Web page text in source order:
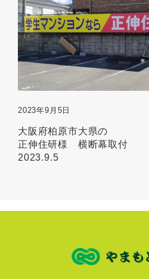
2023年9月5日
大阪府柏原市大県の
正伸住研様 横断幕取付
2023.9.5